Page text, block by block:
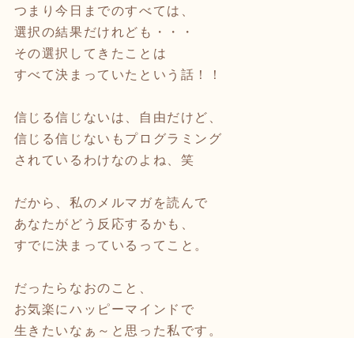
つまり今日までのすべては、
選択の結果だけれども・・・
その選択してきたことは
すべて決まっていたという話！！
信じる信じないは、自由だけど、
信じる信じないもプログラミング
されているわけなのよね、笑
だから、私のメルマガを読んで
あなたがどう反応するかも、
すでに決まっているってこと。
だったらなおのこと、
お気楽にハッピーマインドで
生きたいなぁ～と思った私です。